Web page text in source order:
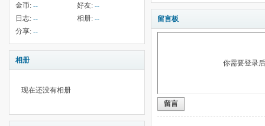
金币: -- 好友: --
日志: -- 相册: --
分享: --
相册
现在还没有相册
留言板
你需要登录
留言